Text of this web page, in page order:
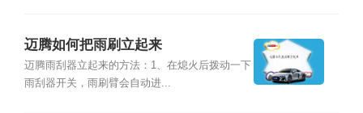
迈腾如何把雨刷立起来
迈腾雨刮器立起来的方法：1、在熄火后拨动一下
雨刮器开关，雨刷臂会自动进...